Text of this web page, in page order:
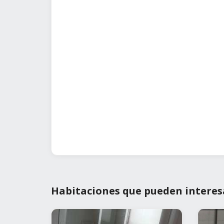
Habitaciones que pueden